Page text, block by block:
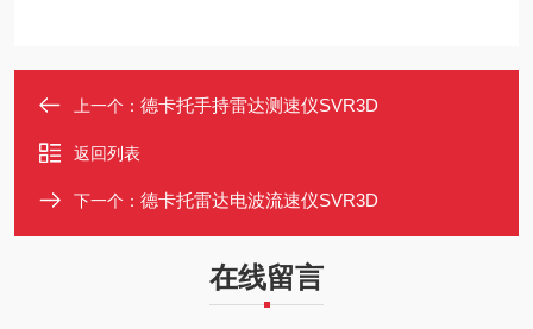
上一个： 德卡托手持雷达测速仪SVR3D
返回列表
下一个： 德卡托雷达电波流速仪SVR3D
在线留言